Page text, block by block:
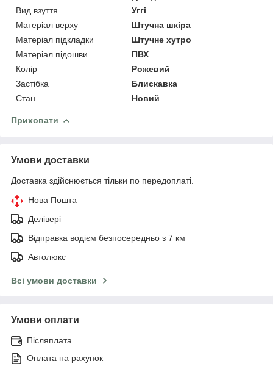
Вид взуття
Уггі
Матеріал верху
Штучна шкіра
Матеріал підкладки
Штучне хутро
Матеріал підошви
ПВХ
Колір
Рожевий
Застібка
Блискавка
Стан
Новий
Приховати
Умови доставки
Доставка здійснюється тільки по передоплаті.
Нова Пошта
Делівері
Відправка водієм безпосередньо з 7 км
Автолюкс
Всі умови доставки
Умови оплати
Післяплата
Оплата на рахунок